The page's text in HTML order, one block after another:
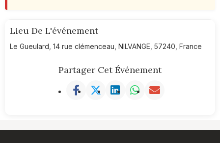
Lieu De L'événement
Le Gueulard, 14 rue clémenceau, NILVANGE, 57240, France
Partager Cet Événement